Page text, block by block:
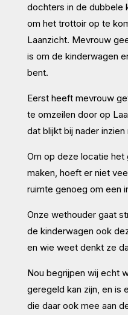
dochters in de dubbele
om het trottoir op te
Laanzicht. Mevrouw
is om de kinderwagen
bent.
Eerst heeft mevrouw
te omzeilen door op
dat blijkt bij nader
Om op deze locatie het
maken, hoeft er niet
ruimte genoeg om een
Onze wethouder gaat
de kinderwagen ook
en wie weet denkt ze
Nou begrijpen wij echt
geregeld kan zijn, en is
die daar ook mee aan